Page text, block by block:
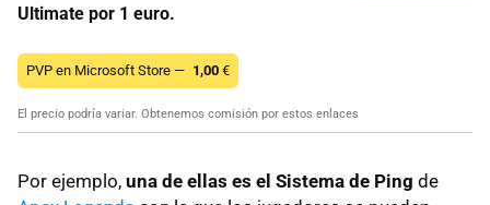
Ultimate por 1 euro.
PVP en Microsoft Store — 1,00 €
El precio podría variar. Obtenemos comisión por estos enlaces
Por ejemplo, una de ellas es el Sistema de Ping de